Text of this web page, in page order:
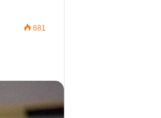
681